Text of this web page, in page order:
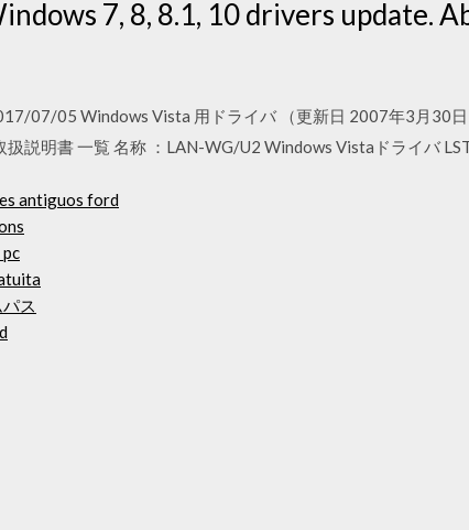
7, 8, 8.1, 10 drivers update.
07/05 Windows Vista 用ドライバ （更新日 2007年3月30日
説明書 一覧 名称 ：LAN-WG/U2 Windows Vistaドライバ
antiguos ford
ス